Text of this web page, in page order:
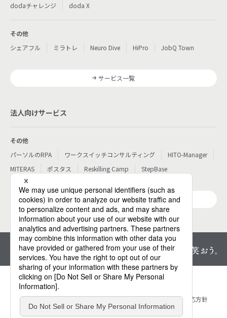
dodaチャレンジ
doda X
その他
シェアフル
ミラトレ Neuro Dive HiPro JobQ Town
サービス一覧
法人向けサービス
その他
パーソルのRPA
ワークスイッチコンサルティング
HITO-Manager
MITERAS
ポスタス Reskilling Camp StepBase
サービス一覧
プライバシーセンター
情報セキュリティ方針
ウェブアクセシビリティ対応方針
サイトマップ